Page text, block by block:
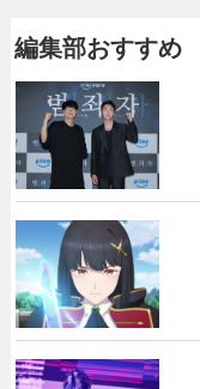
編集部おすすめ